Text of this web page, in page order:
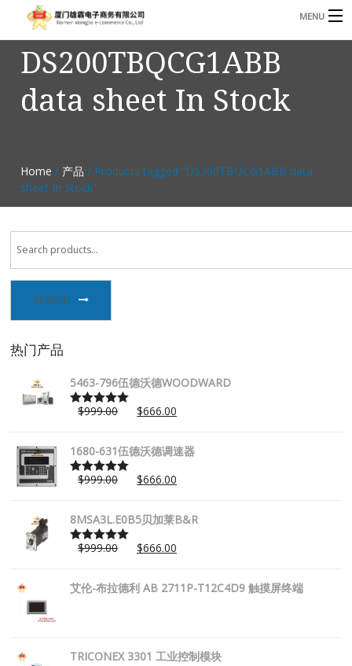
MENU
3221366881@qq.com Phone: +86 17750010683
首页
资讯
联系我们
DS200TBQCG1ABB
data sheet In Stock
Home / 产品 / Products tagged “DS200TBQCG1ABB data
sheet In Stock”
SEARCH
热门产品
5463-796伍德沃德WOODWARD
Rated5.00
$999.00 $666.00
1680-631伍德沃德调速器
Rated5.00
$999.00 $666.00
8MSA3L.E0B5贝加莱B&R
Rated5.00
$999.00 $666.00
艾伦-布拉德利 AB 2711P-T12C4D9 触摸屏终端
TRICONEX 3301 工业控制模块